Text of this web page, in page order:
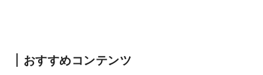
おすすめコンテンツ